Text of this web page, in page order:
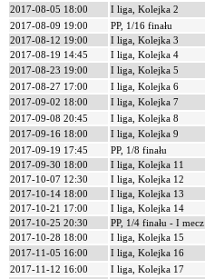
2017-08-05 18:00
I liga, Kolejka 2
2017-08-09 19:00
PP, 1/16 finału
2017-08-12 19:00
I liga, Kolejka 3
2017-08-19 14:45
I liga, Kolejka 4
2017-08-23 19:00
I liga, Kolejka 5
2017-08-27 17:00
I liga, Kolejka 6
2017-09-02 18:00
I liga, Kolejka 7
2017-09-08 20:45
I liga, Kolejka 8
2017-09-16 18:00
I liga, Kolejka 9
2017-09-19 17:45
PP, 1/8 finału
2017-09-30 18:00
I liga, Kolejka 11
2017-10-07 12:30
I liga, Kolejka 12
2017-10-14 18:00
I liga, Kolejka 13
2017-10-21 17:00
I liga, Kolejka 14
2017-10-25 20:30
PP, 1/4 finału - I mecz
2017-10-28 18:00
I liga, Kolejka 15
2017-11-05 16:00
I liga, Kolejka 16
2017-11-12 16:00
I liga, Kolejka 17